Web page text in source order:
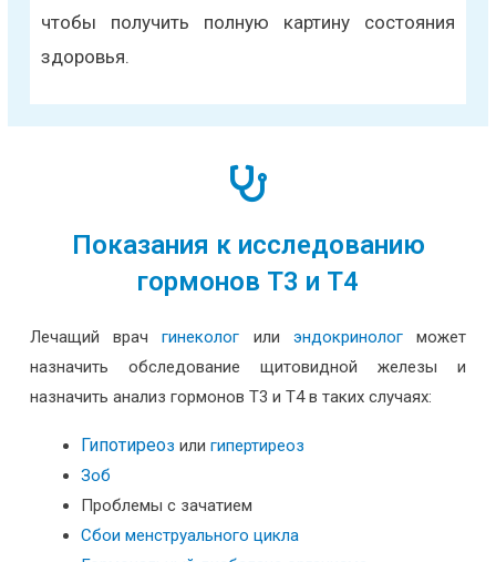
чтобы получить полную картину состояния
здоровья.
Показания к исследованию
гормонов Т3 и Т4
Лечащий врачгинеколог или эндокринологможет
назначить обследование щитовидной железы и
назначить анализ гормонов Т3 и Т4 в таких случаях:
Гипотиреоз или гипертиреоз
Зоб
Проблемы с зачатием
Сбои менструального цикла